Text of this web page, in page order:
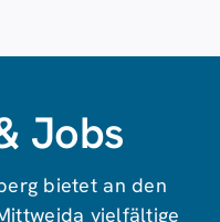
Jobs
bietet an den
vielfältige